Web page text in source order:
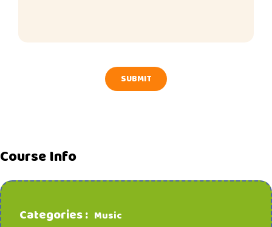
Course Info
Categories : Music